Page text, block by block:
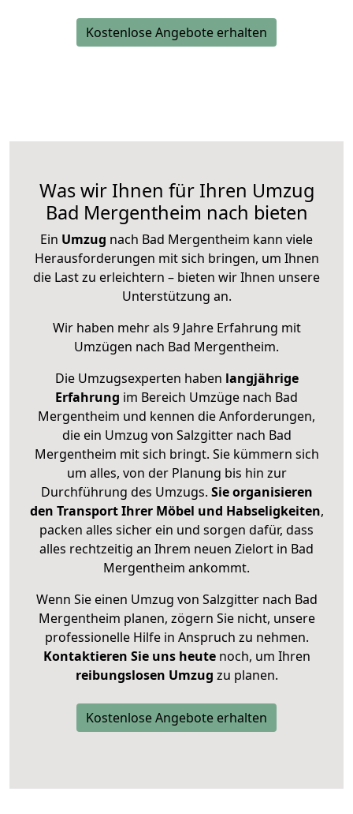
Kostenlose Angebote erhalten
Was wir Ihnen für Ihren Umzug
Bad Mergentheim nach bieten
Ein Umzug nach Bad Mergentheim kann viele
Herausforderungen mit sich bringen, um Ihnen
die Last zu erleichtern – bieten wir Ihnen unsere
Unterstützung an.
Wir haben mehr als 9 Jahre Erfahrung mit
Umzügen nach Bad Mergentheim.
Die Umzugsexperten haben langjährige
Erfahrung im Bereich Umzüge nach Bad
Mergentheim und kennen die Anforderungen,
die ein Umzug von Salzgitter nach Bad
Mergentheim mit sich bringt. Sie kümmern sich
um alles, von der Planung bis hin zur
Durchführung des Umzugs. Sie organisieren
den Transport Ihrer Möbel und Habseligkeiten,
packen alles sicher ein und sorgen dafür, dass
alles rechtzeitig an Ihrem neuen Zielort in Bad
Mergentheim ankommt.
Wenn Sie einen Umzug von Salzgitter nach Bad
Mergentheim planen, zögern Sie nicht, unsere
professionelle Hilfe in Anspruch zu nehmen.
Kontaktieren Sie uns heutenoch, um Ihren
reibungslosen Umzug zu planen.
Kostenlose Angebote erhalten